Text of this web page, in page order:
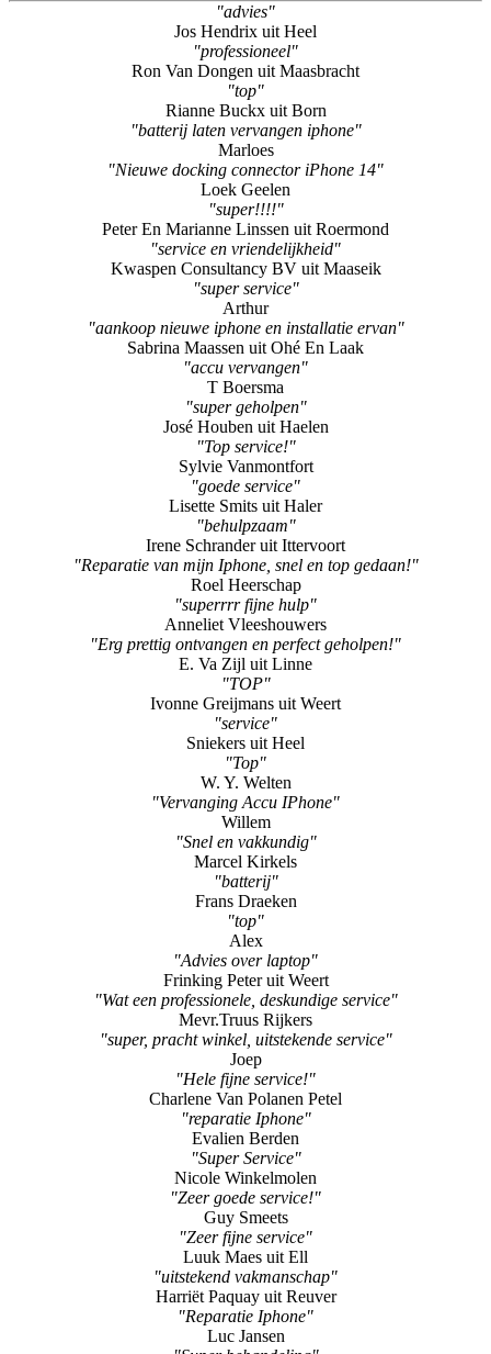
"advies"
Jos Hendrix uit Heel
"professioneel"
Ron Van Dongen uit Maasbracht
"top"
Rianne Buckx uit Born
"batterij laten vervangen iphone"
Marloes
"Nieuwe docking connector iPhone 14"
Loek Geelen
"super!!!!"
Peter En Marianne Linssen uit Roermond
"service en vriendelijkheid"
Kwaspen Consultancy BV uit Maaseik
"super service"
Arthur
"aankoop nieuwe iphone en installatie ervan"
Sabrina Maassen uit Ohé En Laak
"accu vervangen"
T Boersma
"super geholpen"
José Houben uit Haelen
"Top service!"
Sylvie Vanmontfort
"goede service"
Lisette Smits uit Haler
"behulpzaam"
Irene Schrander uit Ittervoort
"Reparatie van mijn Iphone, snel en top gedaan!"
Roel Heerschap
"superrrr fijne hulp"
Anneliet Vleeshouwers
"Erg prettig ontvangen en perfect geholpen!"
E. Va Zijl uit Linne
"TOP"
Ivonne Greijmans uit Weert
"service"
Sniekers uit Heel
"Top"
W. Y. Welten
"Vervanging Accu IPhone"
Willem
"Snel en vakkundig"
Marcel Kirkels
"batterij"
Frans Draeken
"top"
Alex
"Advies over laptop"
Frinking Peter uit Weert
"Wat een professionele, deskundige service"
Mevr.Truus Rijkers
"super, pracht winkel, uitstekende service"
Joep
"Hele fijne service!"
Charlene Van Polanen Petel
"reparatie Iphone"
Evalien Berden
"Super Service"
Nicole Winkelmolen
"Zeer goede service!"
Guy Smeets
"Zeer fijne service"
Luuk Maes uit Ell
"uitstekend vakmanschap"
Harriët Paquay uit Reuver
"Reparatie Iphone"
Luc Jansen